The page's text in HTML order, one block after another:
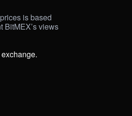
is based
BitMEX’s views